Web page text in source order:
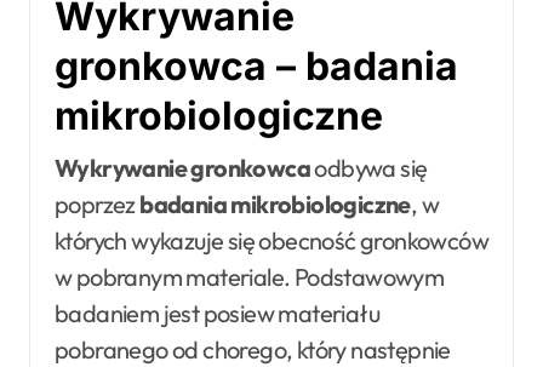
Wykrywanie
gronkowca – badania
mikrobiologiczne
Wykrywanie gronkowcaodbywa się
poprzezbadania mikrobiologiczne, w
których wykazuje się obecność gronkowców
w pobranym materiale. Podstawowym
badaniem jest posiew materiału
pobranego od chorego, który następnie